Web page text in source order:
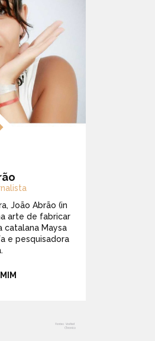
João Abrão (in
arte de fabricar
catalana Maysa
e pesquisadora